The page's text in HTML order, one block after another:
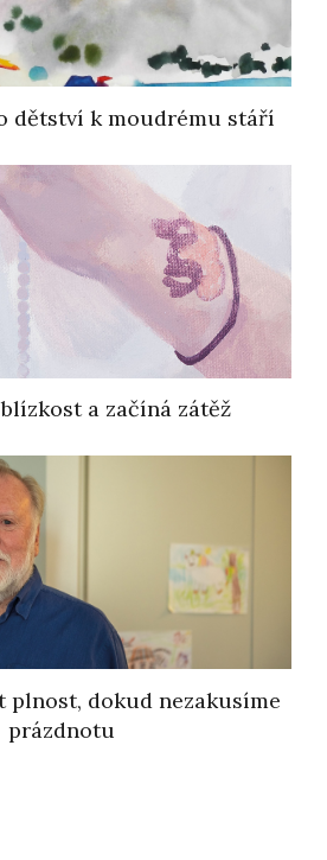
dětství k moudrému stáří
a začíná zátěž
plnost, dokud nezakusíme
prázdnotu